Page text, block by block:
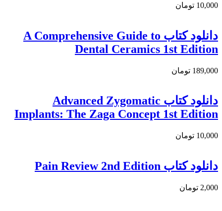
10,000 تومان
دانلود کتاب A Comprehensive Guide to
Dental Ceramics 1st Edition
189,000 تومان
دانلود کتاب Advanced Zygomatic
Implants: The Zaga Concept 1st Edition
10,000 تومان
دانلود کتاب Pain Review 2nd Edition
2,000 تومان